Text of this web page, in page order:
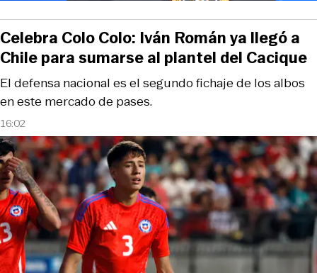
16:02
El defensa nacional es el segundo fichaje de los albos
en este mercado de pases.
Celebra Colo Colo: Iván Román ya llegó a
Chile para sumarse al plantel del Cacique